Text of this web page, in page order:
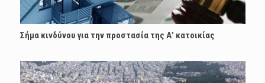
Σήμα κινδύνου για την προστασία της Α’ κατοικίας